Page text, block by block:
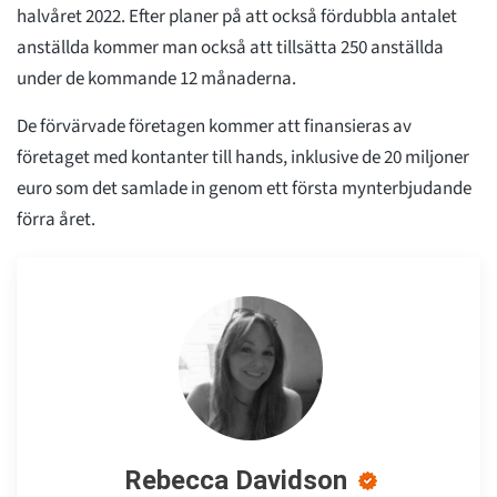
halvåret 2022. Efter planer på att också fördubbla antalet
anställda kommer man också att tillsätta 250 anställda
under de kommande 12 månaderna.
De förvärvade företagen kommer att finansieras av
företaget med kontanter till hands, inklusive de 20 miljoner
euro som det samlade in genom ett första mynterbjudande
förra året.
Rebecca Davidson